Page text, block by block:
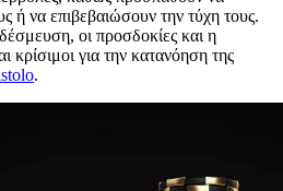
ή να επιβεβαιώσουν την τύχη τους.
οι προσδοκίες και η
κρίσιμοι για την κατανόηση της
.